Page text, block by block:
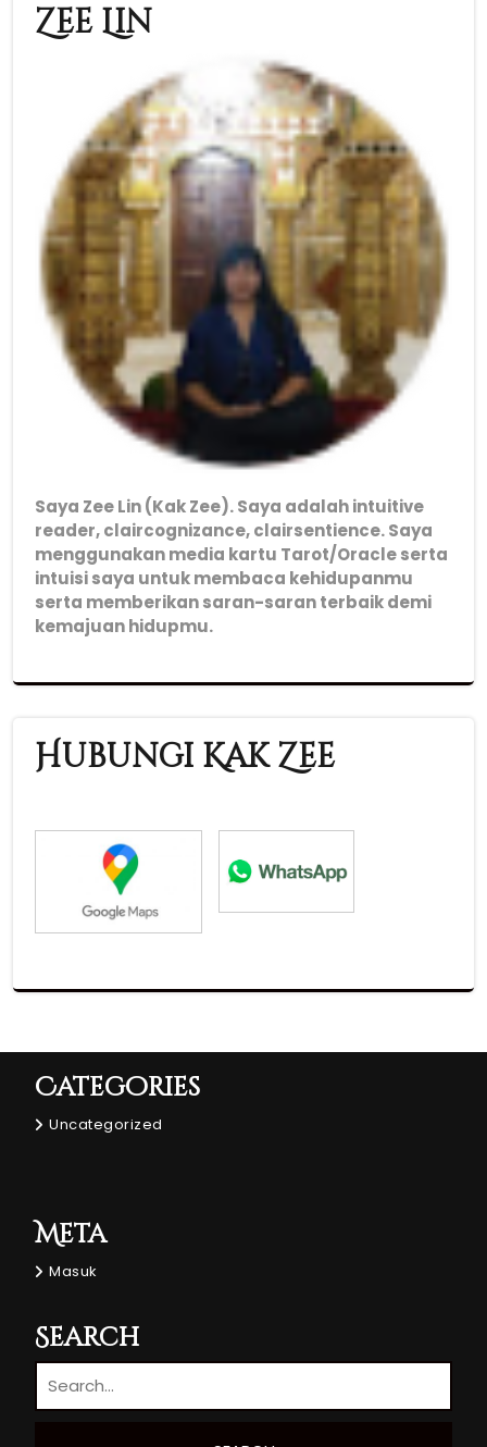
Zee Lin
Saya Zee Lin (Kak Zee). Saya adalah intuitive
reader, claircognizance, clairsentience. Saya
menggunakan media kartu Tarot/Oracle serta
intuisi saya untuk membaca kehidupanmu
serta memberikan saran-saran terbaik demi
kemajuan hidupmu.
Hubungi Kak Zee
Categories
Uncategorized
Meta
Masuk
Search